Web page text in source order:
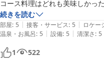
コース料理はどれも美味しかっ
で温泉ですべすべになりました
しかったです。強羅駅から電話
定です。
続きを読む
部屋: 5 | 接客・サービス: 5 | ロケー
温泉・お風呂: 5 | 設備: 5 | 清潔さ: 5
1 522